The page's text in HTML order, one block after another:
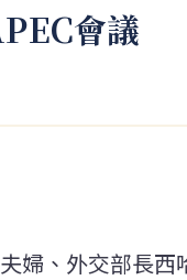
會議
婦、外交部長